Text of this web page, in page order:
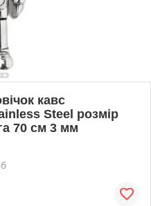
кавс
Steel розмір
70 см 3 мм